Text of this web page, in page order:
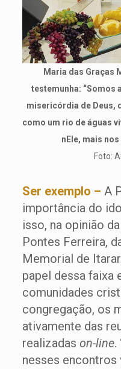
Maria das Graças
testemunha: “Somos
misericórdia de Deus,
como um rio de águas
nEle, mais
Foto:
Ser exemplo – A
importância do
isso, na opinião
Pontes Ferreira,
Memorial de
papel dessa faixa
comunidades
congregação, os
ativamente das
realizadas on-line.
nesses encontros